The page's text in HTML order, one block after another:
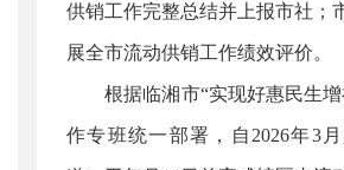
供销工作完整总结并上报市社；
展全市流动供销工作绩效评价。
根据临湘市“实现好惠民生增
作专班统一部署，自2026年3